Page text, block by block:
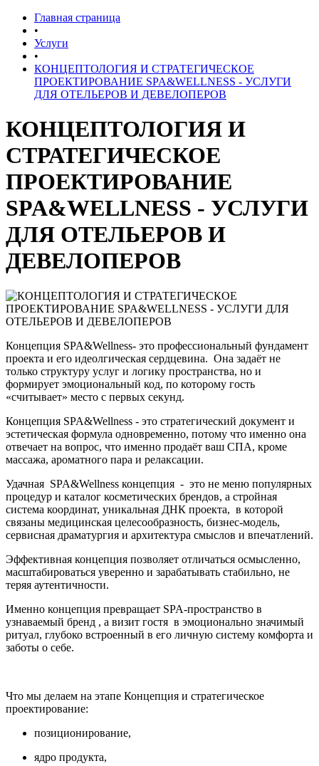
Главная страница
•
Услуги
•
КОНЦЕПТОЛОГИЯ И СТРАТЕГИЧЕСКОЕ
ПРОЕКТИРОВАНИЕ SPA&WELLNESS - УСЛУГИ
ДЛЯ ОТЕЛЬЕРОВ И ДЕВЕЛОПЕРОВ
КОНЦЕПТОЛОГИЯ И
СТРАТЕГИЧЕСКОЕ
ПРОЕКТИРОВАНИЕ
SPA&WELLNESS - УСЛУГИ
ДЛЯ ОТЕЛЬЕРОВ И
ДЕВЕЛОПЕРОВ
Концепция SPA&Wellness- это профессиональный фундамент
проекта и его идеолгическая сердцевина. Она задаёт не
только структуру услуг и логику пространства, но и
формирует эмоциональный код, по которому гость
«считывает» место с первых секунд.
Концепция SPA&Wellness - это стратегический документ и
эстетическая формула одновременно, потому что именно она
отвечает на вопрос, что именно продаёт ваш СПА, кроме
массажа, ароматного пара и релаксации.
Удачная SPA&Wellness концепция - это не меню популярных
процедур и каталог косметических брендов, а стройная
система координат, уникальная ДНК проекта, в которой
связаны медицинская целесообразность, бизнес-модель,
сервисная драматургия и архитектура смыслов и впечатлений.
Эффективная концепция позволяет отличаться осмысленно,
масштабироваться уверенно и зарабатывать стабильно, не
теряя аутентичности.
Именно концепция превращает SPA-пространство в
узнаваемый бренд , а визит гостя в эмоционально значимый
ритуал, глубоко встроенный в его личную систему комфорта и
заботы о себе.
Что мы делаем на этапе Концепция и стратегическое
проектирование:
позиционирование,
ядро продукта,